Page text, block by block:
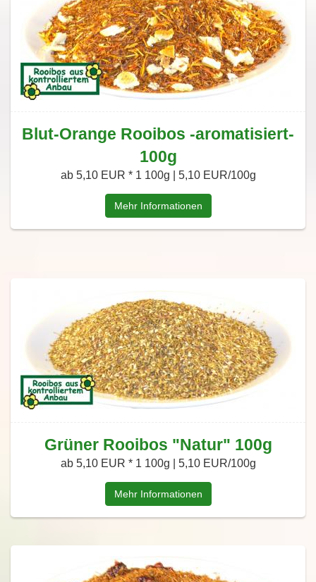
Blut-Orange Rooibos -aromatisiert-
100g
ab 5,10 EUR * 1 100g | 5,10 EUR/100g
Mehr Informationen
Grüner Rooibos "Natur" 100g
ab 5,10 EUR * 1 100g | 5,10 EUR/100g
Mehr Informationen